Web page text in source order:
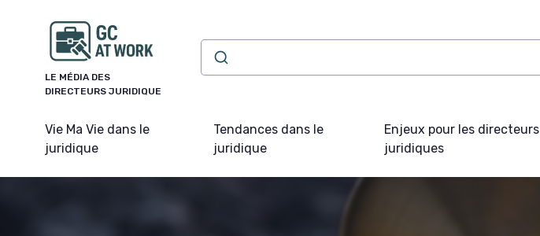
LE MÉDIA DES
DIRECTEURS JURIDIQUE
Vie Ma Vie dans le
juridique
Tendances dans le
juridique
Enjeux pour les directeurs
juridiques